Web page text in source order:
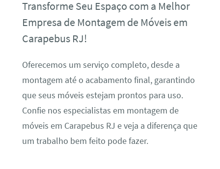
Transforme Seu Espaço com a Melhor
Empresa de Montagem de Móveis em
Carapebus RJ!
Oferecemos um serviço completo, desde a
montagem até o acabamento final, garantindo
que seus móveis estejam prontos para uso.
Confie nos especialistas em montagem de
móveis em Carapebus RJ e veja a diferença que
um trabalho bem feito pode fazer.